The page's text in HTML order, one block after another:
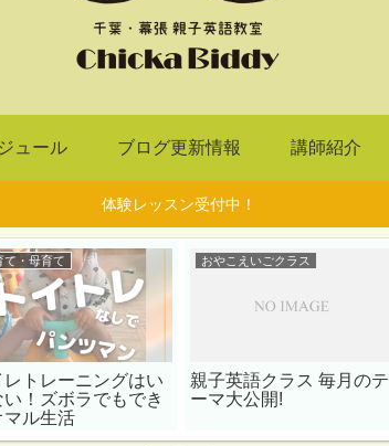
ュール ブログ更新情報 講師紹介
体験レッスン受付中！
て・母育て
レトレーニングはい
い！ズボラでもでき
マル生活
おやこえいごクラス
親子英語クラス 毎月のテ
ーマ大公開!